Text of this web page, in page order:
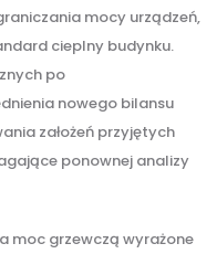
mocy urządzeń,
cieplny budynku.
po
nowego bilansu
założeń przyjętych
ponownej analizy
moc grzewczą wyrażone